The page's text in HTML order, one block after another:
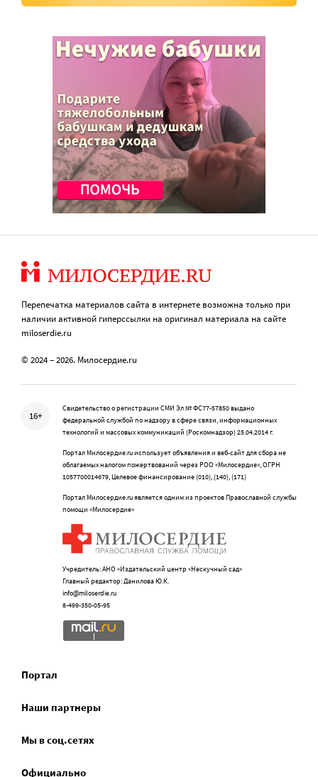
Перепечатка материалов сайта в интернете возможна только при
наличии активной гиперссылки на оригинал материала на сайте
miloserdie.ru
© 2024 – 2026. Милосердие.ru
16+
Свидетельство о регистрации СМИ Эл № ФС77-57850 выдано
федеральной службой по надзору в сфере связи, информационных
технологий и массовых коммуникаций (Роскомнадзор) 25.04.2014 г.
Портал Милосердие.ru использует объявления и веб-сайт для сбора не
облагаемых налогом пожертвований через РОО «Милосердие», ОГРН
1057700014679, Целевое финансирование (010), (140), (171)
Портал Милосердие.ru является одним из проектов Православной службы
помощи «Милосердие»
Учредитель: АНО «Издательский центр «Нескучный сад»
Главный редактор: Данилова Ю.К.
info@miloserdie.ru
8-499-350-05-95
Портал
Наши партнеры
Мы в соц.сетях
Официально